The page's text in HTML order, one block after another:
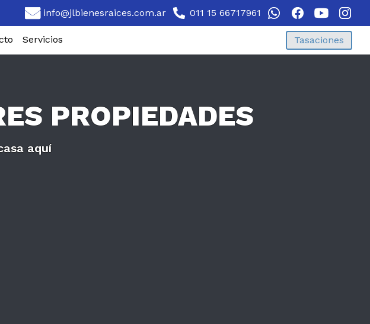
info@jlbienesraices.com.ar 011 15 66717961
Servicios Tasaciones
PROPIEDADES
aquí